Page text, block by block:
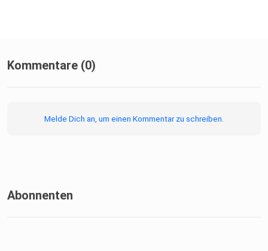
Kommentare (0)
Melde Dich an, um einen Kommentar zu schreiben.
Abonnenten